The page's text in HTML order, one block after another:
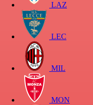
LAZ
LEC
MIL
MON